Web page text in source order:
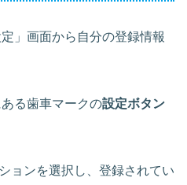
」画面から自分の登録情報
る歯車マークの設定ボタン
ョンを選択し、登録されてい